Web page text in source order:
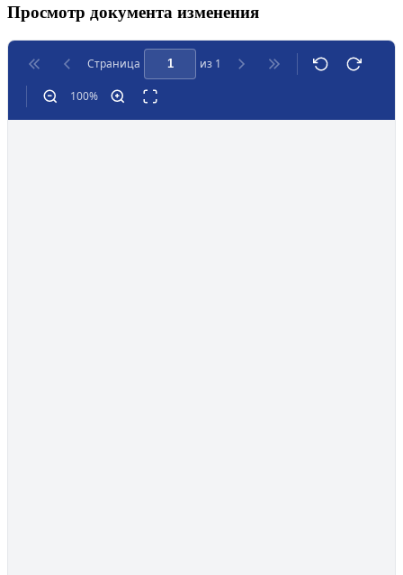
Просмотр документа изменения